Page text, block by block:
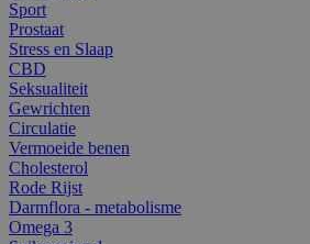
Sport
Prostaat
Stress en Slaap
CBD
Seksualiteit
Gewrichten
Circulatie
Vermoeide benen
Cholesterol
Rode Rijst
Darmflora - metabolisme
Omega 3